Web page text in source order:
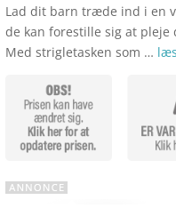
Lad dit barn træde ind i en
de kan forestille sig at pleje
Med strigletasken som …